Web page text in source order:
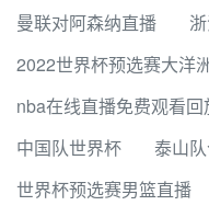
曼联对阿森纳直播
2022世界杯预选赛大洋
nba在线直播免费观看回
中国队世界杯
泰山
世界杯预选赛男篮直播